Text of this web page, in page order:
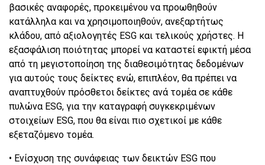
βασικές αναφορές, προκειμένου να προωθηθούν
κατάλληλα και να χρησιμοποιηθούν, ανεξαρτήτως
κλάδου, από αξιολογητές ESG και τελικούς χρήστες. Η
εξασφάλιση ποιότητας μπορεί να καταστεί εφικτή μέσα
από τη μεγιστοποίηση της διαθεσιμότητας δεδομένων
για αυτούς τους δείκτες ενώ, επιπλέον, θα πρέπει να
αναπτυχθούν πρόσθετοι δείκτες ανά τομέα σε κάθε
πυλώνα ESG, για την καταγραφή συγκεκριμένων
στοιχείων ESG, που θα είναι πιο σχετικοί με κάθε
εξεταζόμενο τομέα.
• Ενίσχυση της συνάφειας των δεικτών ESG που